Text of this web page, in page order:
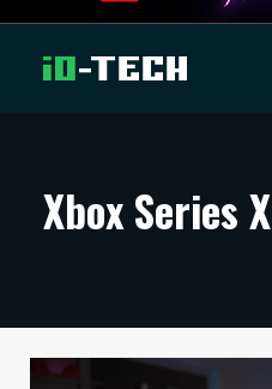
ARTIKKELIT
TECHBBS
Xbox Series X